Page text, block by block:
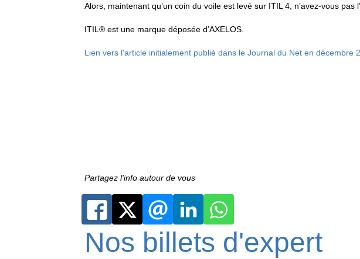
Alors, maintenant qu’un coin du voile est levé sur ITIL 4, n’avez-vous pas
ITIL® est une marque déposée d’AXELOS.
Lien vers l'article initialement publié dans le Journal du Net en décembre
Partagez l'info autour de vous
Nos billets d'expert